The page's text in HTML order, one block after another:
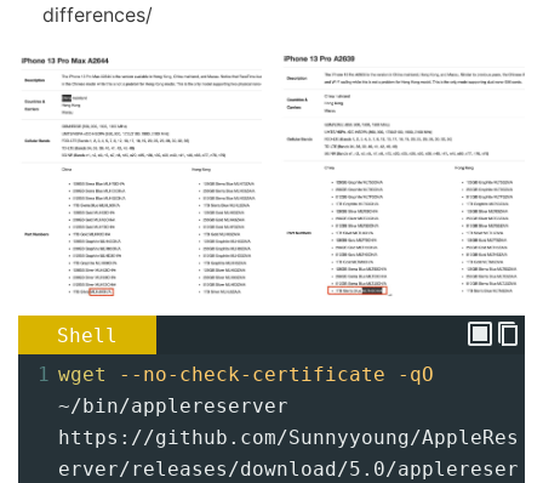
differences/
Shell
1 wget --no-check-certificate
-qO
~/bin/applereserver
https://github.com/Sunnyyoung/AppleRes
erver/releases/download/5.0/applereser